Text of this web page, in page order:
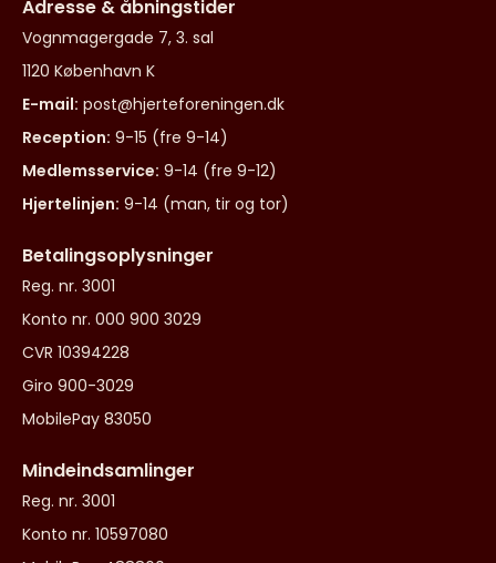
Adresse & åbningstider
Vognmagergade 7, 3. sal
1120 København K
E-mail: post@hjerteforeningen.dk
Reception: 9-15 (fre 9-14)
Medlemsservice: 9-14 (fre 9-12)
Hjertelinjen: 9-14 (man, tir og tor)
Betalingsoplysninger
Reg. nr. 3001
Konto nr. 000 900 3029
CVR 10394228
Giro 900-3029
MobilePay 83050
Mindeindsamlinger
Reg. nr. 3001
Konto nr. 10597080